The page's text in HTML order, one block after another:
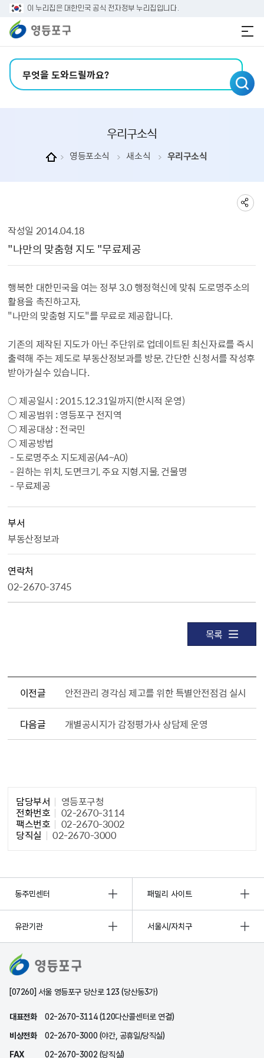
본문 바로가기
주메뉴 바로가기
이 누리집은 대한민국 공식 전자정부 누리집입니다.
우리구소식
영등포소식 새소식 우리구소식
작성일 2014.04.18
"나만의 맞춤형 지도 "무료제공
행복한 대한민국을 여는 정부 3.0 행정혁신에 맞춰 도로명주소의
활용을 촉진하고자,
"나만의 맞춤형 지도"를 무료로 제공합니다.
기존의 제작된 지도가 아닌 주단위로 업데이트된 최신자료를 즉시
출력해 주는 제도로 부동산정보과를 방문, 간단한 신청서를 작성후
받아가실수 있습니다.
○ 제공일시 : 2015.12.31일까지(한시적 운영)
○ 제공범위 : 영등포구 전지역
○ 제공대상 : 전국민
○ 제공방법
- 도로명주소 지도제공(A4~A0)
- 원하는 위치, 도면크기, 주요 지형.지물, 건물명
- 무료제공
부서
부동산정보과
연락처
02-2670-3745
목록
이전글 안전관리 경각심 제고를 위한 특별안전점검 실시
다음글 개별공시지가 감정평가사 상담제 운영
담당부서 영등포구청
전화번호 02-2670-3114
팩스번호 02-2670-3002
당직실 02-2670-3000
동주민센터 패밀리 사이트
유관기관 서울시/자치구
[07260] 서울 영등포구 당산로 123 (당산동3가)
대표전화
02-2670-3114 (120다산콜센터로 연결)
비상전화
02-2670-3000 (야간, 공휴일/당직실)
FAX
02-2670-3002 (당직실)